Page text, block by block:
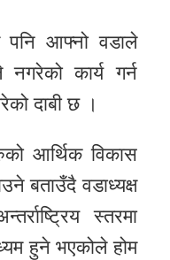
पनि आफ्नो वडाले
कार्य गर्न
दाबी छ ।
आर्थिक विकास
बताउँदै वडाध्यक्ष
स्तरमा
हुने भएकोले होम